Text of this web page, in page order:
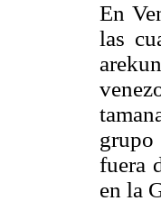
En
las
grupo
fuera
en la